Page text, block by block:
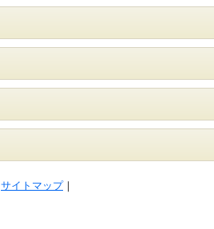
サイトマップ｜